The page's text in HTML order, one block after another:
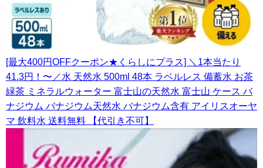
[最大400円OFFクーポン★くらしにプラス] ＼1本当たり
41.3円！〜／水 天然水 500ml 48本 ラベルレス 備蓄水 お茶
緑茶 ミネラルウォーター 富士山の天然水 富士山 ケース バ
ナジウム バナジウム天然水 バナジウム含有 アイリスオーヤ
マ 飲料水 送料無料 【代引き不可】